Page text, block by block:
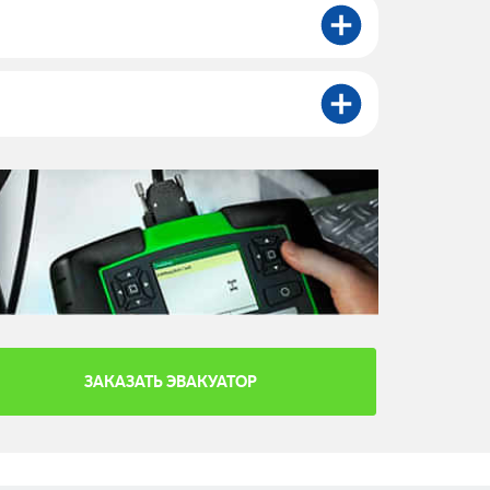
ЗАКАЗАТЬ ЭВАКУАТОР